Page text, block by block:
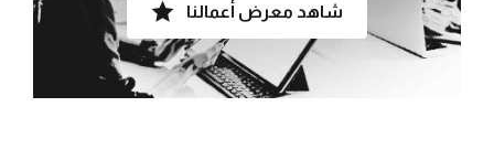
شاهد معرض أعمالنا